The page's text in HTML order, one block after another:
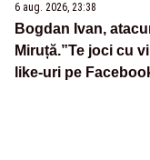
6 aug. 2026, 23:38
Bogdan Ivan,
Miruță.”Te joci cu
like-uri pe